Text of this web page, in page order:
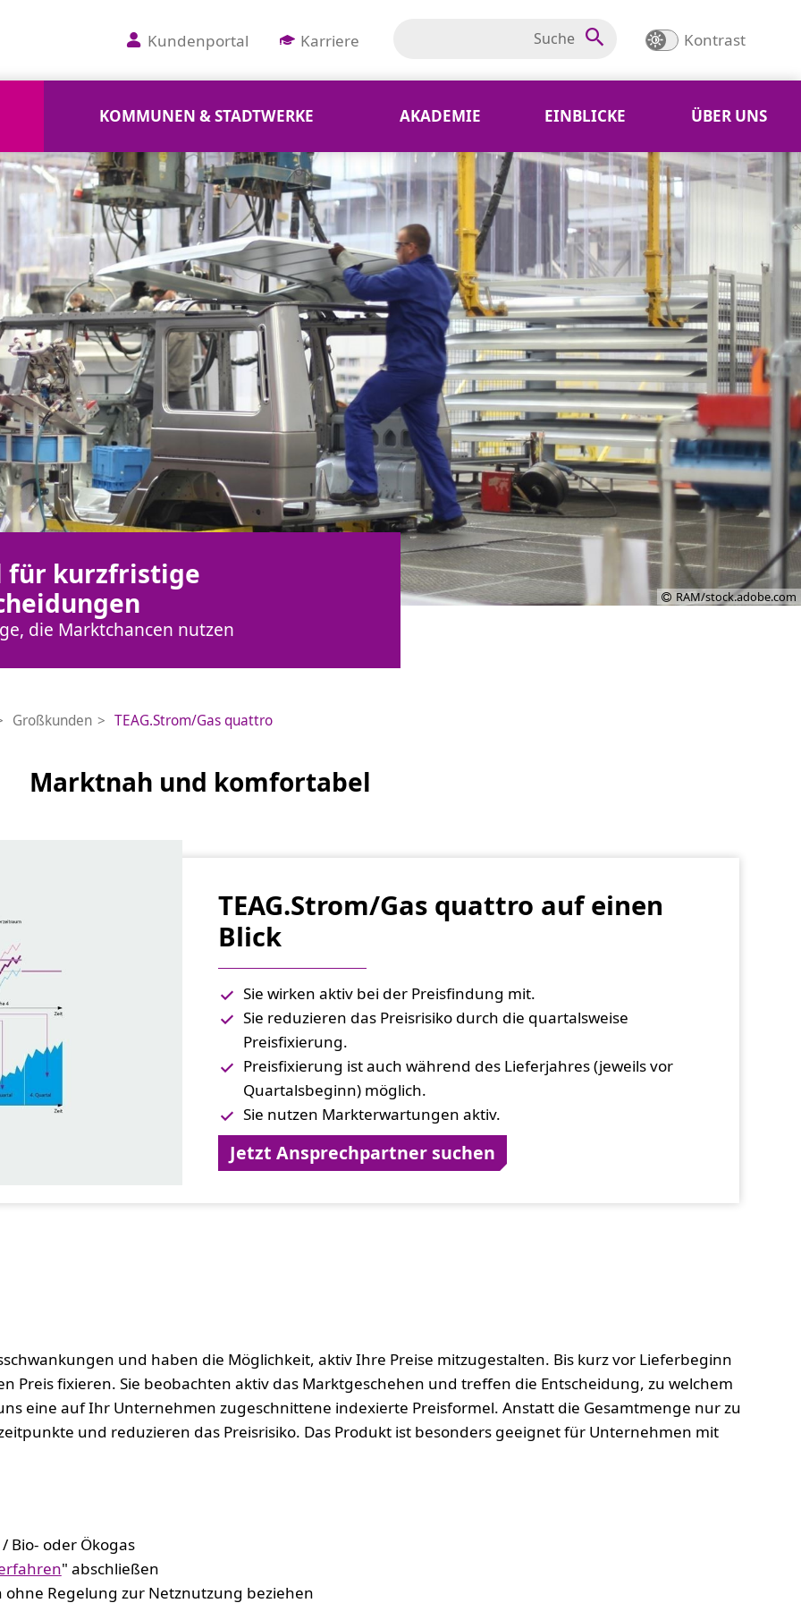
Kundenportal Karriere Kontrast
KOMMUNEN & STADTWERKE AKADEMIE EINBLICKE ÜBER UNS
RAM/stock.adobe.com
für kurzfristige
die Marktchancen nutzen
Großkunden TEAG.Strom/Gas quattro
Marktnah und komfortabel
TEAG.Strom/Gas quattro auf einen
Blick
Sie wirken aktiv bei der Preisfindung mit.
Sie reduzieren das Preisrisiko durch die quartalsweise
Preisfixierung.
Preisfixierung ist auch während des Lieferjahres (jeweils vor
Quartalsbeginn) möglich.
Sie nutzen Markterwartungen aktiv.
Jetzt Ansprechpartner suchen
und haben die Möglichkeit, aktiv Ihre Preise mitzugestalten. Bis kurz vor Lieferbeginn
Preis fixieren. Sie beobachten aktiv das Marktgeschehen und treffen die Entscheidung, zu welchem
eine auf Ihr Unternehmen zugeschnittene indexierte Preisformel. Anstatt die Gesamtmenge nur zu
und reduzieren das Preisrisiko. Das Produkt ist besonders geeignet für Unternehmen mit
Bio- oder Ökogas
" abschließen
ohne Regelung zur Netznutzung beziehen